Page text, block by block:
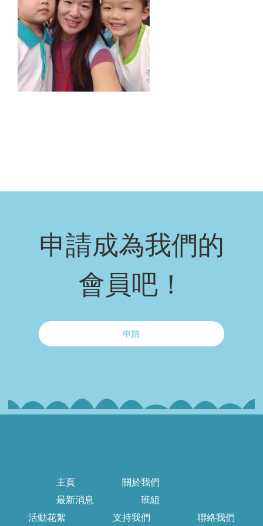
申請成為我們的
會員吧！
申請
主頁
關於我們
最新消息
班組
活動花絮
支持我們 聯絡我們